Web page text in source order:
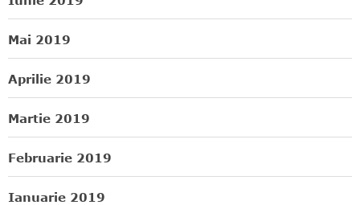
Mai 2019
Aprilie 2019
Martie 2019
Februarie 2019
Ianuarie 2019